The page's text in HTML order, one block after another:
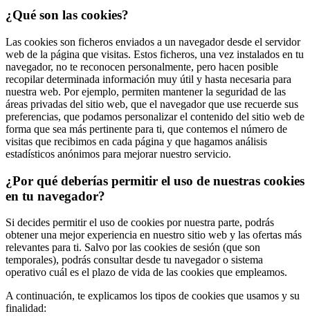
¿Qué son las cookies?
Las cookies son ficheros enviados a un navegador desde el servidor
web de la página que visitas. Estos ficheros, una vez instalados en tu
navegador, no te reconocen personalmente, pero hacen posible
recopilar determinada información muy útil y hasta necesaria para
nuestra web. Por ejemplo, permiten mantener la seguridad de las
áreas privadas del sitio web, que el navegador que use recuerde sus
preferencias, que podamos personalizar el contenido del sitio web de
forma que sea más pertinente para ti, que contemos el número de
visitas que recibimos en cada página y que hagamos análisis
estadísticos anónimos para mejorar nuestro servicio.
¿Por qué deberías permitir el uso de nuestras cookies
en tu navegador?
Si decides permitir el uso de cookies por nuestra parte, podrás
obtener una mejor experiencia en nuestro sitio web y las ofertas más
relevantes para ti. Salvo por las cookies de sesión (que son
temporales), podrás consultar desde tu navegador o sistema
operativo cuál es el plazo de vida de las cookies que empleamos.
A continuación, te explicamos los tipos de cookies que usamos y su
finalidad: